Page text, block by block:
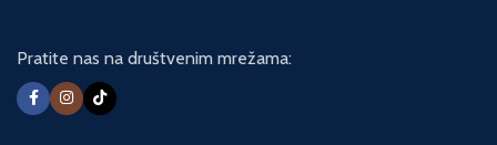
Pratite nas na društvenim mrežama: